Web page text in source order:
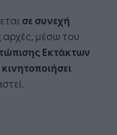
σε συνεχή
αρχές, μέσω του
Εκτάκτων